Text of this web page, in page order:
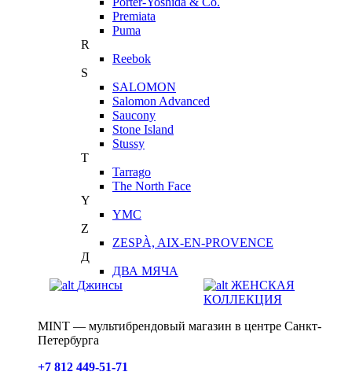
Premiata
Puma
R
Reebok
S
SALOMON
Salomon Advanced
Saucony
Stone Island
Stussy
T
Tarrago
The North Face
Y
YMC
Z
ZESPÀ, AIX-EN-PROVENCE
Д
ДВА МЯЧА
Джинсы
ЖЕНСКАЯ
КОЛЛЕКЦИЯ
MINT — мультибрендовый магазин в центре Санкт-
Петербурга
+7 812 449-51-71